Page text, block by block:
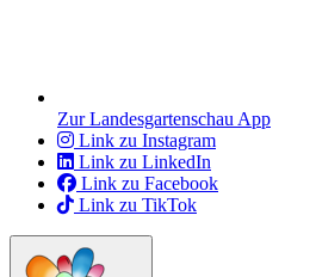
Zur Landesgartenschau App
Link zu Instagram
Link zu LinkedIn
Link zu Facebook
Link zu TikTok